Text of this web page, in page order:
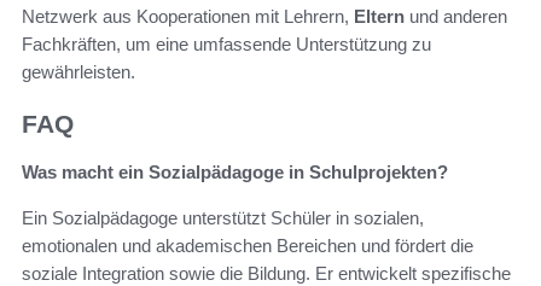
Netzwerk aus Kooperationen mit Lehrern, Eltern und anderen
Fachkräften, um eine umfassende Unterstützung zu
gewährleisten.
FAQ
Was macht ein Sozialpädagoge in Schulprojekten?
Ein Sozialpädagoge unterstützt Schüler in sozialen,
emotionalen und akademischen Bereichen und fördert die
soziale Integration sowie die Bildung. Er entwickelt spezifische